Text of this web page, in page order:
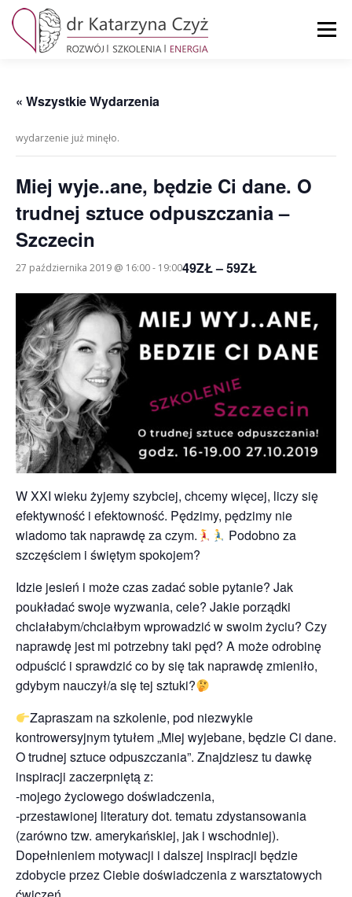
Przejdź
treści
Menu
KONTAKT
« Wszystkie Wydarzenia
wydarzenie już minęło.
Miej wyje..ane, będzie Ci dane. O
trudnej sztuce odpuszczania –
Szczecin
27 października 2019 @ 16:00- 19:0049ZŁ – 59ZŁ
W XXI wieku żyjemy szybciej, chcemy więcej, liczy się
efektywność i efektowność. Pędzimy, pędzimy nie
wiadomo tak naprawdę za czym.
Podobno za
szczęściem i świętym spokojem?
Idzie jesień i może czas zadać sobie pytanie? Jak
poukładać swoje wyzwania, cele? Jakie porządki
chciałabym/chciałbym wprowadzić w swoim życiu? Czy
naprawdę jest mi potrzebny taki pęd? A może odrobinę
odpuścić i sprawdzić co by się tak naprawdę zmieniło,
gdybym nauczył/a się tej sztuki?
Zapraszam na szkolenie, pod niezwykle
kontrowersyjnym tytułem „Miej wyjebane, będzie Ci dane.
O trudnej sztuce odpuszczania”. Znajdziesz tu dawkę
inspiracji zaczerpniętą z:
-mojego życiowego doświadczenia,
-przestawionej literatury dot. tematu zdystansowania
(zarówno tzw. amerykańskiej, jak i wschodniej).
Dopełnieniem motywacji i dalszej inspiracji będzie
zdobycie przez Ciebie doświadczenia z warsztatowych